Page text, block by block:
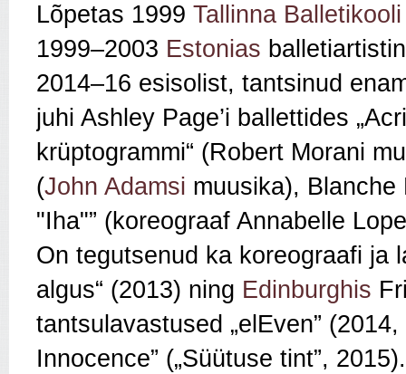
Lõpetas 1999 Tallinna Balletikooli
1999–2003 Estonias
2014–16 esisolist, tantsinud
juhi Ashley Page’i ballettides
krüptogrammi“ (Robert Morani
(John Adamsi muusika), Blanche
"Iha"” (koreograaf Annabelle
On tegutsenud ka koreograafi ja
algus“ (2013) ning Edinburghis
tantsulavastused „elEven”
Innocence” („Süütuse tint”,